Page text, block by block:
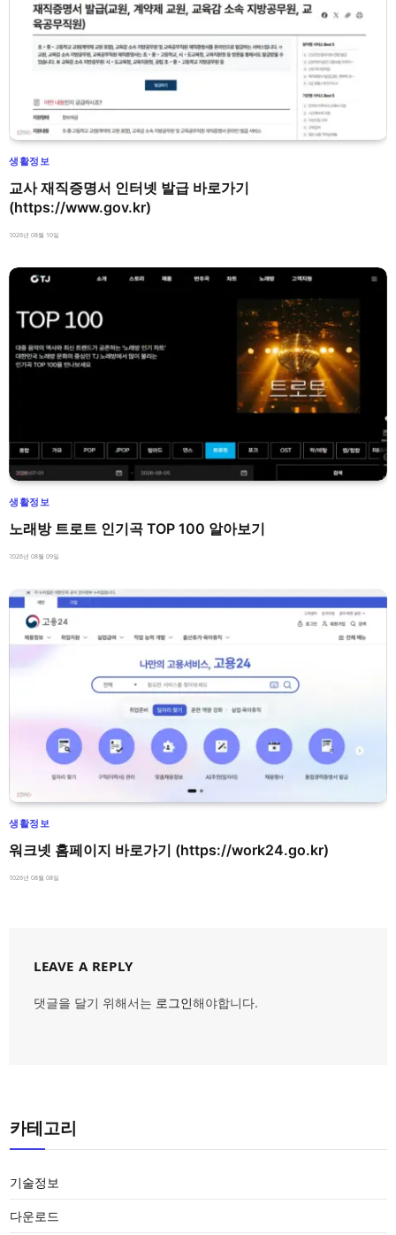
생활정보
교사 재직증명서 인터넷 발급 바로가기
(https://www.gov.kr)
2026년 08월 10일
생활정보
노래방 트로트 인기곡 TOP 100 알아보기
2026년 08월 09일
생활정보
워크넷 홈페이지 바로가기 (https://work24.go.kr)
2026년 08월 08일
LEAVE A REPLY
댓글을 달기 위해서는 로그인해야합니다.
카테고리
기술정보
다운로드